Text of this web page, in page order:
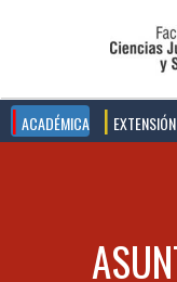
ACADÉMICA EXTENSIÓN